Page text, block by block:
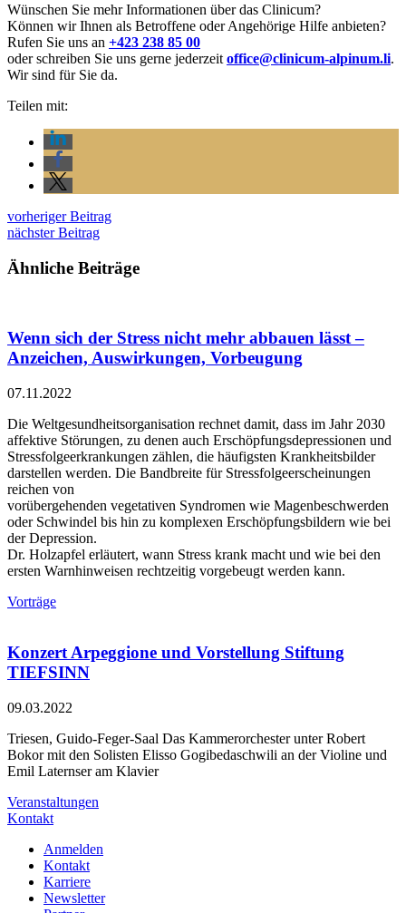
Wünschen Sie mehr Informationen über das Clinicum?
Können wir Ihnen als Betroffene oder Angehörige Hilfe anbieten?
Rufen Sie uns an +423 238 85 00
oder schreiben Sie uns gerne jederzeit office@clinicum-alpinum.li.
Wir sind für Sie da.
Teilen mit:
vorheriger Beitrag
nächster Beitrag
Ähnliche Beiträge
Wenn sich der Stress nicht mehr abbauen lässt –
Anzeichen, Auswirkungen, Vorbeugung
07.11.2022
Die Weltgesundheitsorganisation rechnet damit, dass im Jahr 2030
affektive Störungen, zu denen auch Erschöpfungsdepressionen und
Stressfolgeerkrankungen zählen, die häufigsten Krankheitsbilder
darstellen werden. Die Bandbreite für Stressfolgeerscheinungen
reichen von
vorübergehenden vegetativen Syndromen wie Magenbeschwerden
oder Schwindel bis hin zu komplexen Erschöpfungsbildern wie bei
der Depression.
Dr. Holzapfel erläutert, wann Stress krank macht und wie bei den
ersten Warnhinweisen rechtzeitig vorgebeugt werden kann.
Vorträge
Konzert Arpeggione und Vorstellung Stiftung
TIEFSINN
09.03.2022
Triesen, Guido-Feger-Saal Das Kammerorchester unter Robert
Bokor mit den Solisten Elisso Gogibedaschwili an der Violine und
Emil Laternser am Klavier
Veranstaltungen
Kontakt
Anmelden
Kontakt
Karriere
Newsletter